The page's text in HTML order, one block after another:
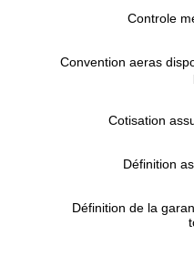
Controle
Convention aeras
Cotisation
Définition
Définition de la